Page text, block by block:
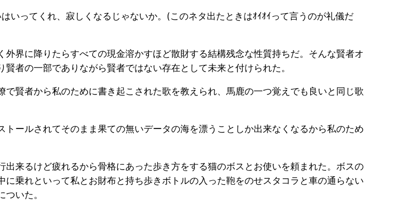
いってくれ、寂しくなるじゃないか。(このネタ出たときはｵｲｵｲって言うのが礼儀だ
界に降りたらすべての現金溶かすほど散財する結構残念な性質持ちだ。そんな賢者オ
者の一部でありながら賢者ではない存在として未来と付けられた。
賢者から私のために書き起こされた歌を教えられ、馬鹿の一つ覚えでも良いと同じ歌
ールされてそのまま果ての無いデータの海を漂うことしか出来なくなるから私のため
来るけど疲れるから骨格にあった歩き方をする猫のボスとお使いを頼まれた。ボスの
乗れといって私とお財布と持ち歩きボトルの入った鞄をのせスタコラと車の通らない
いた。